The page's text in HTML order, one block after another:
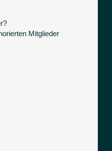
Mitglieder